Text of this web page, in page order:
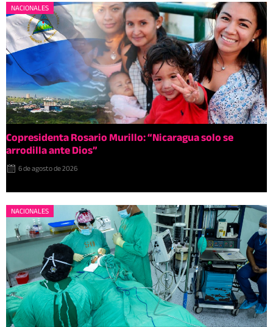
NACIONALES
Copresidenta Rosario Murillo: “Nicaragua solo se
arrodilla ante Dios”
6 de agosto de 2026
NACIONALES